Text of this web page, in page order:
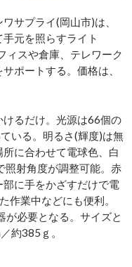
サプライ(岡山市)は、
元を照らすライト
ィスや倉庫、テレワーク
ポートする。価格は、
るだけ。光源は66個の
いる。明るさ(輝度)は無
に合わせて電球色、白
照射角度が調整可能。赤
に手をかざすだけで電
作業中などにも便利。
が必要となる。サイズと
約385ｇ。